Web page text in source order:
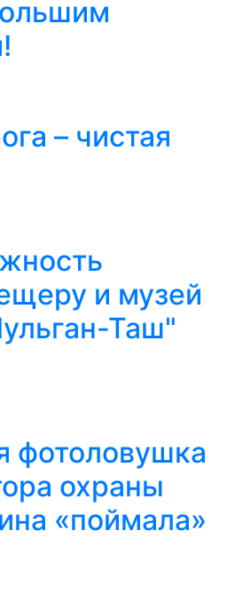
– чистая
и музей
Таш"
фотоловушка
охраны
«поймала»